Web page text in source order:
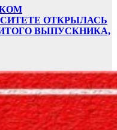
ОТКРЫЛАСЬ
ВЫПУСКНИКА,